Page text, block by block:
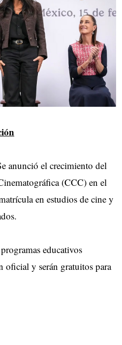
anunció el crecimiento del
(CCC) en el
en estudios de cine y
educativos
oficial y serán gratuitos para